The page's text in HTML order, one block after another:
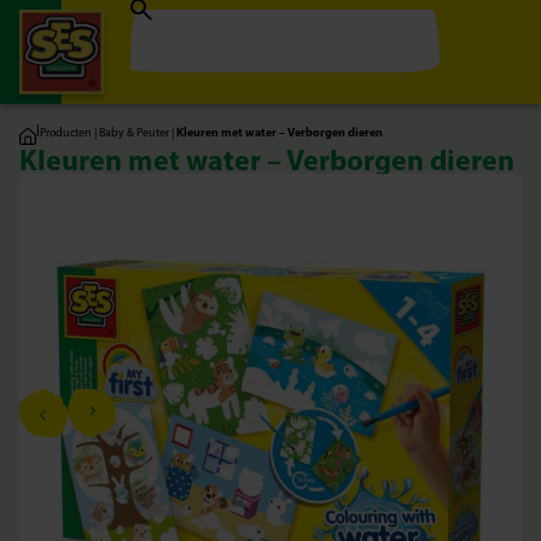
|Producten | Baby & Peuter | Kleuren met water – Verborgen dieren
Kleuren met water – Verborgen dieren